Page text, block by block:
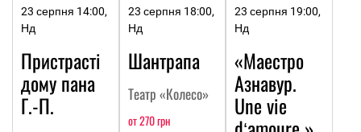
23 серпня 14:00,
Нд
Пристрасті
дому пана
Г.-П.
23 серпня 18:00,
Нд
Шантрапа
Театр «Колесо»
от 270 грн
23 серпня 19:00,
Нд
«Маестро
Азнавур.
Une vie